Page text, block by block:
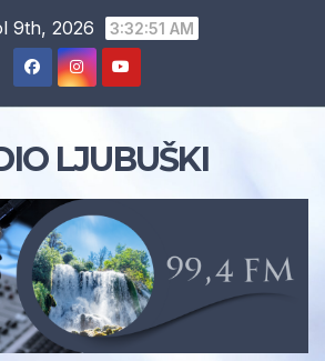
9th, 2026 3:32:52 AM
LJUBUŠKI